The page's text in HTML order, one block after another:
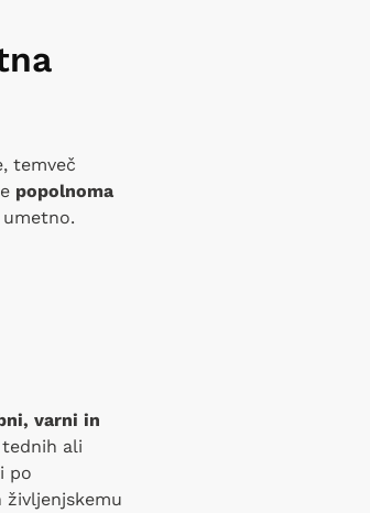
temveč
popolnoma
varni in
ali
po
življenjskemu